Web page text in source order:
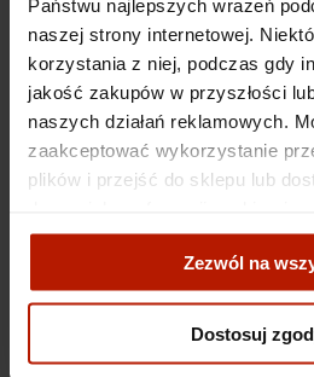
Państwu najlepszych wrażeń
naszej strony internetowej.
korzystania z niej, podczas gdy
jakość zakupów w przyszłości
naszych działań reklamowych.
zaakceptować wykorzystanie
plików i przejść do sklepu lub
zgody".
Więcej o plikach cookies
Zezwól na
Dostosuj